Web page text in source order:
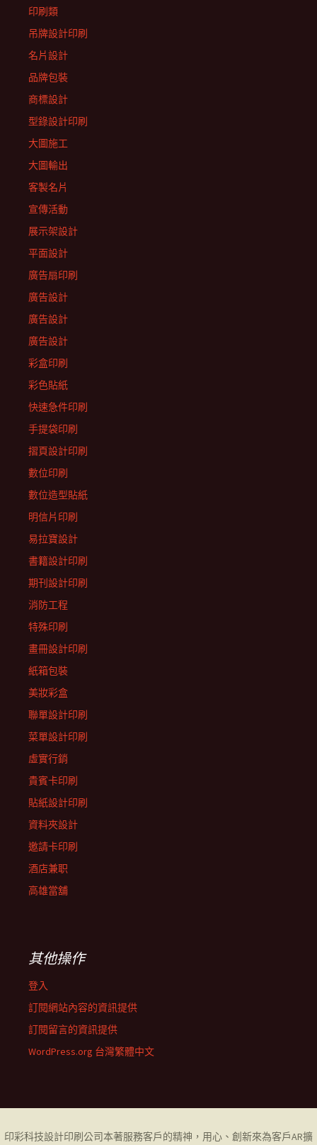
印刷類
吊牌設計印刷
名片設計
品牌包裝
商標設計
型錄設計印刷
大圖施工
大圖輸出
客製名片
宣傳活動
展示架設計
平面設計
廣告扇印刷
廣告設計
廣告設計
廣告設計
彩盒印刷
彩色貼紙
快速急件印刷
手提袋印刷
摺頁設計印刷
數位印刷
數位造型貼紙
明信片印刷
易拉寶設計
書籍設計印刷
期刊設計印刷
消防工程
特殊印刷
畫冊設計印刷
紙箱包裝
美妝彩盒
聯單設計印刷
菜單設計印刷
虛實行銷
貴賓卡印刷
貼紙設計印刷
資料夾設計
邀請卡印刷
酒店兼职
高雄當舖
其他操作
登入
訂閱網站內容的資訊提供
訂閱留言的資訊提供
WordPress.org 台灣繁體中文
印彩科技設計印刷公司本著服務客戶的精神，用心、創新來為客戶AR擴